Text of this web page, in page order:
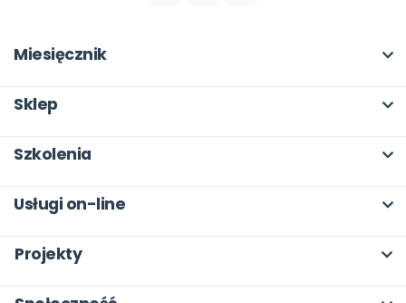
Miesięcznik
Scenariusze i artykuły
Dla autorów
Sklep
Dla autorów
Szkolenia
Otwarte
Dla rad pedagogicznych
Usługi on-line
Projekty